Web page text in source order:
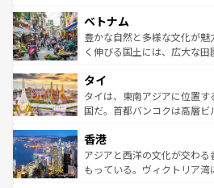
参照してほしい。
容にもいいと評判のスイーツ
が味わえる。 なお、新
照してほしい。
き、地方に足を延ばせば四季
できる。そして、キムチや
まで、さまざまな韓国料理
リティに包まれながら、韓国
わってみてほし
覧を参照してほしい。
ベトナム
豊かな自然と多様な文化が
く伸びる国土には、広大な
急速な発展と共に伝統が息づ
ーチミン市のフランス統治時
醸し出している。また、バ
とつ。フォーやバインミー、
ひ現地で味わいたい。どの
が旅行者を迎えてくれるの
タイ
タイは、東南アジアに位置す
国だ。首都バンコクは高層
の活気が交差している。北部
帯で自然と触れ合い、南部
いビーチでリゾート気分を
香港
アジアと西洋の文化が交わ
もっている。ヴィクトリア